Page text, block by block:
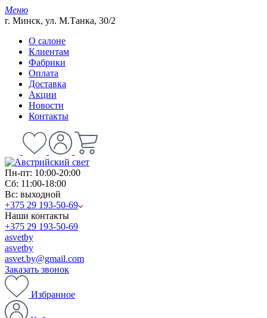
Меню
г. Минск, ул. М.Танка, 30/2
О салоне
Клиентам
Фабрики
Оплата
Доставка
Акции
Новости
Контакты
Пн-пт: 10:00-20:00
Сб: 11:00-18:00
Вс: выходной
+375 29 193-50-69
Наши контакты
+375 29 193-50-69
asvetby
asvetby
asvet.by@gmail.com
Заказать звонок
Избранное